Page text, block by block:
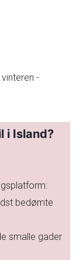
i Island?
bedømte
smalle gader